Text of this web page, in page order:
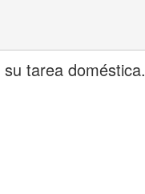
tarea doméstica.